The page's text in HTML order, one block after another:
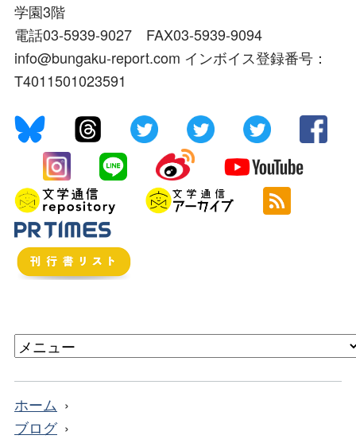
学園3階
電話03-5939-9027 FAX03-5939-9094
info@bungaku-report.com インボイス登録番号：
T4011501023591
ホーム
ブログ